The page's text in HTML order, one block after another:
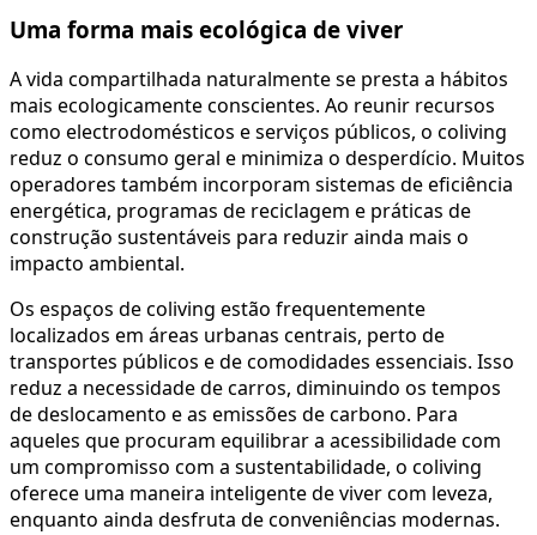
Uma forma mais ecológica de viver
A vida compartilhada naturalmente se presta a hábitos
mais ecologicamente conscientes. Ao reunir recursos
como electrodomésticos e serviços públicos, o coliving
reduz o consumo geral e minimiza o desperdício. Muitos
operadores também incorporam sistemas de eficiência
energética, programas de reciclagem e práticas de
construção sustentáveis para reduzir ainda mais o
impacto ambiental.
Os espaços de coliving estão frequentemente
localizados em áreas urbanas centrais, perto de
transportes públicos e de comodidades essenciais. Isso
reduz a necessidade de carros, diminuindo os tempos
de deslocamento e as emissões de carbono. Para
aqueles que procuram equilibrar a acessibilidade com
um compromisso com a sustentabilidade, o coliving
oferece uma maneira inteligente de viver com leveza,
enquanto ainda desfruta de conveniências modernas.